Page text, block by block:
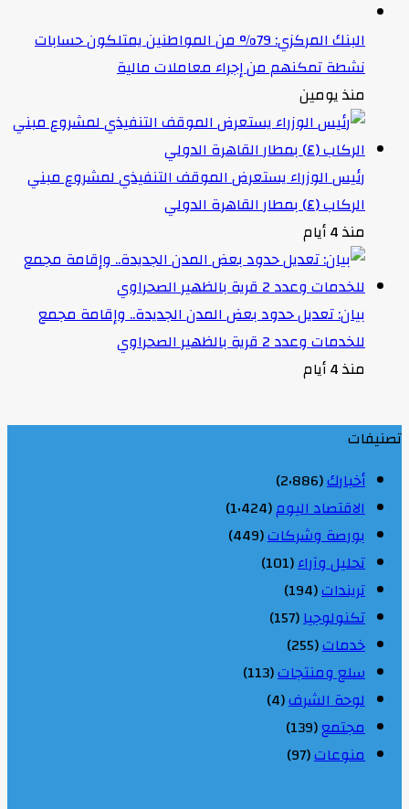
البنك المركزي: 79% من المواطنين يمتلكون حسابات
نشطة تمكنهم من إجراء معاملات مالية
منذ يومين
رئيس الوزراء يستعرض الموقف التنفيذي لمشروع مبني
الركاب (٤) بمطار القاهرة الدولي
منذ 4 أيام
بيان: تعديل حدود بعض المدن الجديدة.. وإقامة مجمع
للخدمات وعدد 2 قرية بالظهير الصحراوي
منذ 4 أيام
تصنيفات
أخبارك(2٬886)
الاقتصاد اليوم(1٬424)
بورصة وشركات(449)
تحليل وآراء(101)
تريندات(194)
تكنولوجيا(157)
خدمات(255)
سلع ومنتجات(113)
لوحة الشرف(4)
مجتمع(139)
منوعات(97)